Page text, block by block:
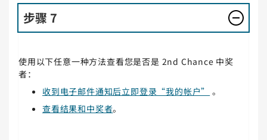
步骤 7
使用以下任意一种方法查看您是否是 2nd Chance 中奖
者：
收到电子邮件通知后立即登录“我的帐户”
。
查看结果和中奖者。